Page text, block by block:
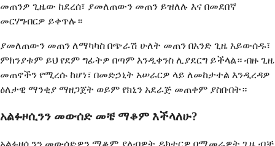
መጠንዎ ጊዜው ከደረሰ፣ ያመለጠውን መጠን ይዝለሉ እና በመደበኛ
መርሃግብርዎ ይቀጥሉ።
ያመለጠውን መጠን ለማካካስ በጭራሽ ሁለት መጠን በአንድ ጊዜ አይውሰዱ፣
ምክንያቱም ይህ የደም ግፊትዎ በጣም እንዲቀንስ ሊያደርግ ይችላል። ብዙ ጊዜ
መጠኖችን የሚረሱ ከሆነ፣ በመድኃኒት አሠራርዎ ላይ ለመከታተል እንዲረዳዎ
ዕለታዊ ማንቂያ ማዘጋጀት ወይም የክኒን አደራጅ መጠቀም ያስቡበት።
አልፉዞሲንን መውሰድ መቼ ማቆም እችላለሁ?
አልፉዞሲንን መውሰድዎን ማቆም ያለብዎት ዶክተርዎ በሚመራዎት ጊዜ ብቻ